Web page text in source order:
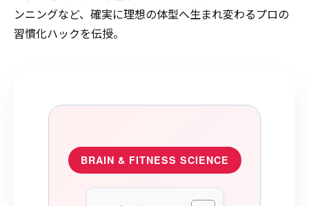
ンニングなど、確実に理想の体型へ生まれ変わるプロの
習慣化ハックを伝授。
BRAIN & FITNESS SCIENCE